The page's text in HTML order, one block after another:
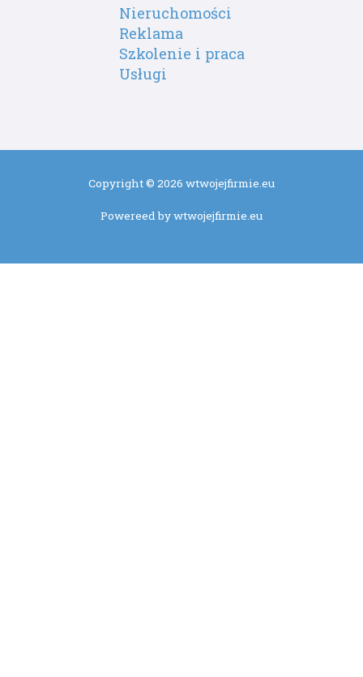
Nieruchomości
Reklama
Szkolenie i praca
Usługi
Copyright © 2026 wtwojejfirmie.eu
Powereed by wtwojejfirmie.eu